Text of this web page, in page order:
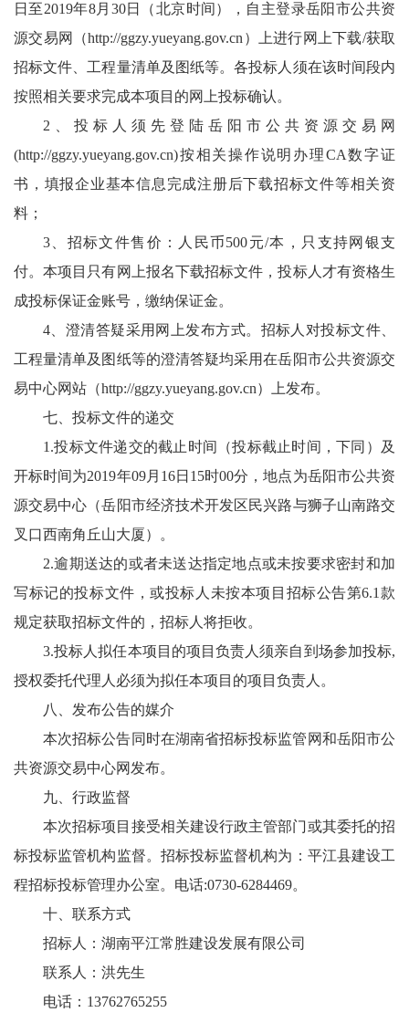
日至2019年8月30日（北京时间），自主登录岳阳市公共资
源交易网（http://ggzy.yueyang.gov.cn ）上进行网上下载/获取
招标文件、工程量清单及图纸等。各投标人须在该时间段内
按照相关要求完成本项目的网上投标确认。
2、投标人须先登陆岳阳市公共资源交易网
(http://ggzy.yueyang.gov.cn)按相关操作说明办理CA数字证
书，填报企业基本信息完成注册后下载招标文件等相关资
料；
3、招标文件售价：人民币500元/本，只支持网银支
付。本项目只有网上报名下载招标文件，投标人才有资格生
成投标保证金账号，缴纳保证金。
4、澄清答疑采用网上发布方式。招标人对投标文件、
工程量清单及图纸等的澄清答疑均采用在岳阳市公共资源交
易中心网站（http://ggzy.yueyang.gov.cn）上发布。
七、投标文件的递交
1.投标文件递交的截止时间（投标截止时间，下同）及
开标时间为2019年09月16日15时00分，地点为岳阳市公共资
源交易中心（岳阳市经济技术开发区民兴路与狮子山南路交
叉口西南角丘山大厦）。
2.逾期送达的或者未送达指定地点或未按要求密封和加
写标记的投标文件，或投标人未按本项目招标公告第6.1款
规定获取招标文件的，招标人将拒收。
3.投标人拟任本项目的项目负责人须亲自到场参加投标,
授权委托代理人必须为拟任本项目的项目负责人。
八、发布公告的媒介
本次招标公告同时在湖南省招标投标监管网和岳阳市公
共资源交易中心网发布。
九、行政监督
本次招标项目接受相关建设行政主管部门或其委托的招
标投标监管机构监督。招标投标监督机构为：平江县建设工
程招标投标管理办公室。电话:0730-6284469。
十、联系方式
招标人：湖南平江常胜建设发展有限公司
联系人：洪先生
电话：13762765255